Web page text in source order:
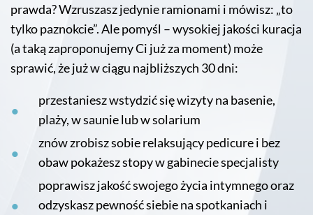
prawda? Wzruszasz jedynie ramionami i mówisz: „to
tylko paznokcie”. Ale pomyśl – wysokiej jakości kuracja
(a taką zaproponujemy Ci już za moment) może
sprawić, że już w ciągu najbliższych 30 dni:
przestaniesz wstydzić się wizyty na basenie,
plaży, w saunie lub w solarium
znów zrobisz sobie relaksujący pedicure i bez
obaw pokażesz stopy w gabinecie specjalisty
poprawisz jakość swojego życia intymnego oraz
odzyskasz pewność siebie na spotkaniach i